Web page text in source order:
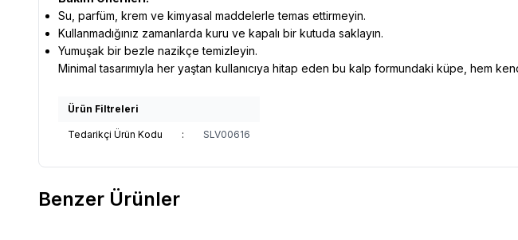
Su, parfüm, krem ve kimyasal maddelerle temas ettirmeyin.
Kullanmadığınız zamanlarda kuru ve kapalı bir kutuda saklayın.
Yumuşak bir bezle nazikçe temizleyin.
Minimal tasarımıyla her yaştan kullanıcıya hitap eden bu kalp formundaki küpe,
Ürün Filtreleri
Tedarikçi Ürün Kodu : SLV00616
Benzer Ürünler